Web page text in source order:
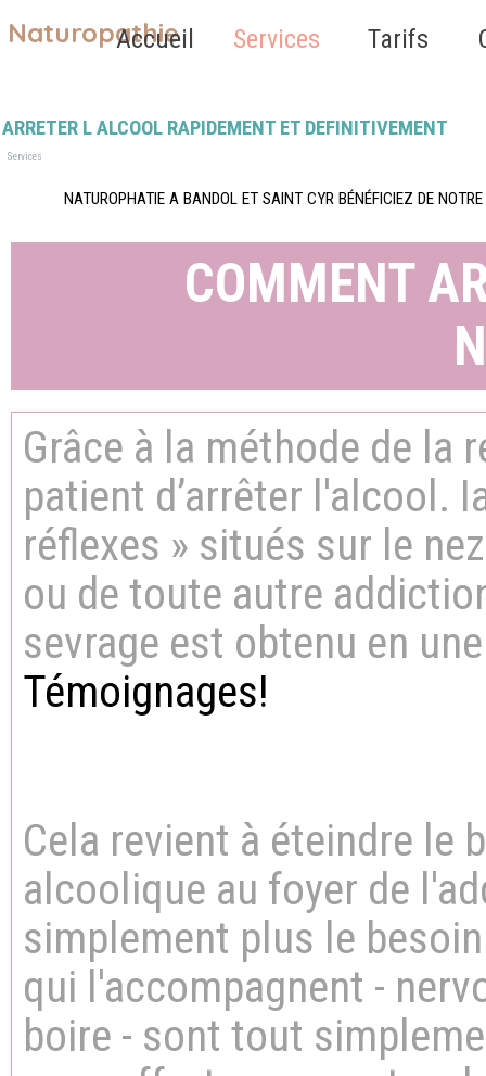
Naturopathie Sauter le
Accueil Services ▼
Tarifs
ARRETER L ALCOOL RAPIDEMENT ET DEFINITIVEMENT
Services
NATUROPHATIE A BANDOL ET SAINT CYR BÉNÉFICIEZ DE
COMMENT
Grâce à la méthode de la
patient d’arrêter l'alcool .
réflexes » situés sur le nez
ou de toute autre
sevrage est obtenu en
Témoignages!
Cela revient à éteindre le
alcoolique au foyer de
simplement plus le
qui l'accompagnent -
boire - sont tout